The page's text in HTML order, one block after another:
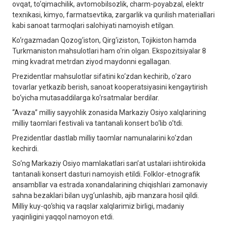
ovqat, to‘qimachilik, avtomobilsozlik, charm-poyabzal, elektr
texnikasi, kimyo, farmatsevtika, zargarlik va qurilish materiallari
kabi sanoat tarmoqlari salohiyati namoyish etilgan.
Ko‘rgazmadan Qozog‘iston, Qirg‘iziston, Tojikiston hamda
Turkmaniston mahsulotlari ham o‘rin olgan. Ekspozitsiyalar 8
ming kvadrat metrdan ziyod maydonni egallagan.
Prezidentlar mahsulotlar sifatini ko‘zdan kechirib, o‘zaro
tovarlar yetkazib berish, sanoat kooperatsiyasini kengaytirish
bo‘yicha mutasaddilarga ko‘rsatmalar berdilar.
“Avaza” milliy sayyohlik zonasida Markaziy Osiyo xalqlarining
milliy taomlari festivali va tantanali konsert bo‘lib o‘tdi.
Prezidentlar dastlab milliy taomlar namunalarini ko‘zdan
kechirdi.
So‘ng Markaziy Osiyo mamlakatlari san’at ustalari ishtirokida
tantanali konsert dasturi namoyish etildi. Folklor-etnografik
ansambllar va estrada xonandalarining chiqishlari zamonaviy
sahna bezaklari bilan uyg‘unlashib, ajib manzara hosil qildi.
Milliy kuy-qo‘shiq va raqslar xalqlarimiz birligi, madaniy
yaqinligini yaqqol namoyon etdi.